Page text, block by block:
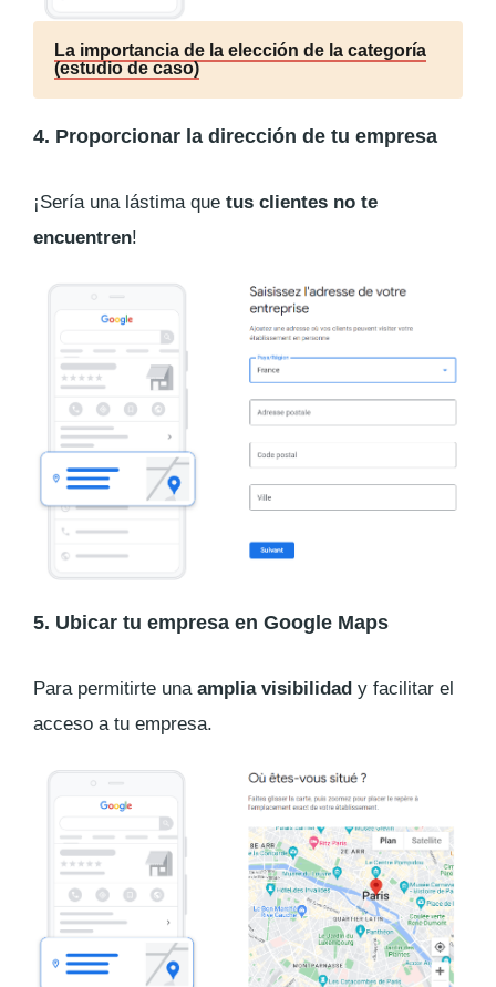
La importancia de la elección de la categoría
(estudio de caso)
4. Proporcionar la dirección de tu empresa
¡Sería una lástima que tus clientes no te
encuentren!
5. Ubicar tu empresa en Google Maps
Para permitirte una amplia visibilidad y facilitar el
acceso a tu empresa.